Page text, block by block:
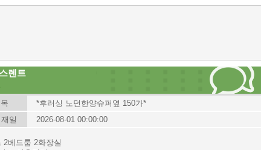
렌트
*후러싱 노던한양슈퍼옆 150가*
일
2026-08-01 00:00:00
2베드룸 2화장실